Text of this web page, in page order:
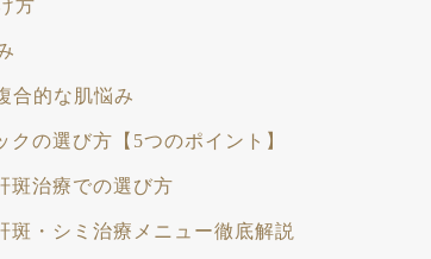
方
合的な肌悩み
の選び方【5つのポイント】
斑治療での選び方
・シミ治療メニュー徹底解説